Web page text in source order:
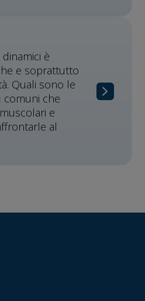
è
e soprattutto
Quali sono le
comuni che
e
al